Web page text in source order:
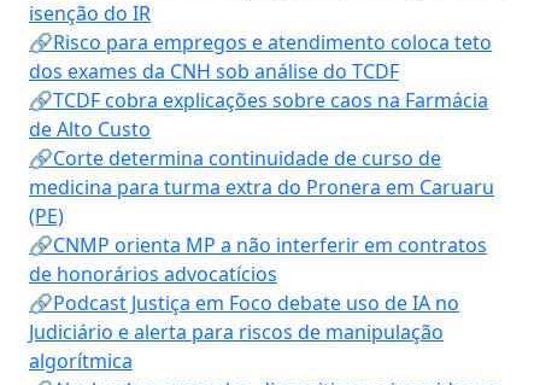
isenção do IR
🔗Risco para empregos e atendimento coloca teto
dos exames da CNH sob análise do TCDF
🔗TCDF cobra explicações sobre caos na Farmácia
de Alto Custo
🔗Corte determina continuidade de curso de
medicina para turma extra do Pronera em Caruaru
(PE)
🔗CNMP orienta MP a não interferir em contratos
de honorários advocatícios
🔗Podcast Justiça em Foco debate uso de IA no
Judiciário e alerta para riscos de manipulação
algorítmica